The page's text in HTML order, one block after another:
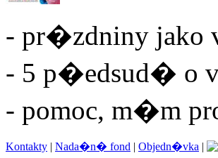
- pr�zdniny jako
- 5 p�edsud�
- pomoc, m�m
Kontakty | Nada�n� fond | Objedn�vka |